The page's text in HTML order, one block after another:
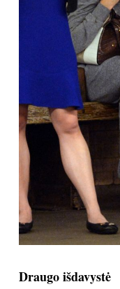
Draugo išdavystė